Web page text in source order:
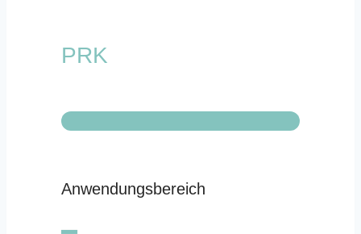
PRK
Anwendungsbereich